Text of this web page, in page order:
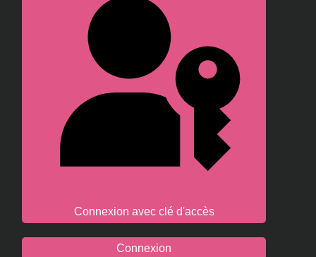
Connexion avec clé d'accès
Connexion